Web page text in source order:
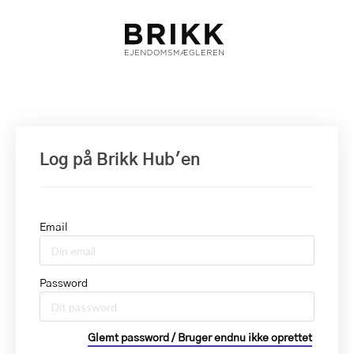
Log på Brikk Hub'en
Email
Password
Glemt password / Bruger endnu ikke oprettet